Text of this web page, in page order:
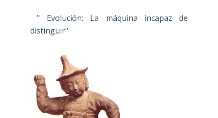
" Evolución: La máquina incapaz de
distinguir"